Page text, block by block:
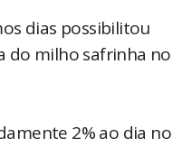
dias possibilitou
do milho safrinha no
2% ao dia no